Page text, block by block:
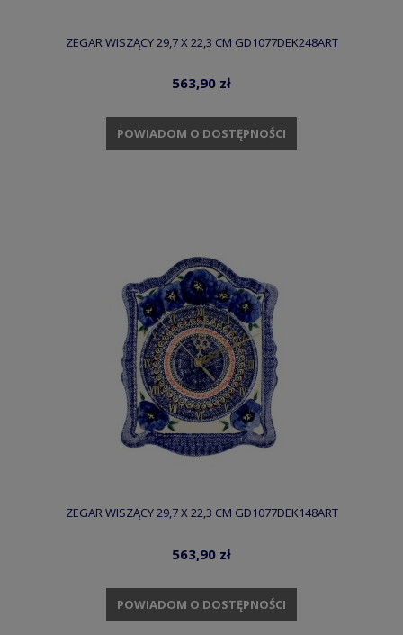
ZEGAR WISZĄCY 29,7 X 22,3 CM GD1077DEK248ART
563,90 zł
POWIADOM O DOSTĘPNOŚCI
ZEGAR WISZĄCY 29,7 X 22,3 CM GD1077DEK148ART
563,90 zł
POWIADOM O DOSTĘPNOŚCI